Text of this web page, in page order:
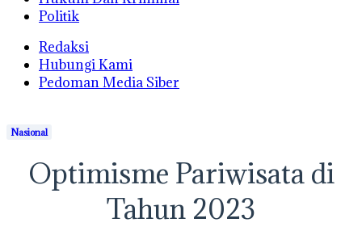
Politik
Redaksi
Hubungi Kami
Pedoman Media Siber
Nasional
Optimisme Pariwisata di
Tahun 2023